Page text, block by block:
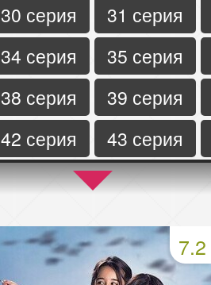
30 серия
31 серия
34 серия
35 серия
38 серия
39 серия
42 серия
43 серия
46 серия
47 серия
50 серия
51 серия
54 серия
55 серия
7.2